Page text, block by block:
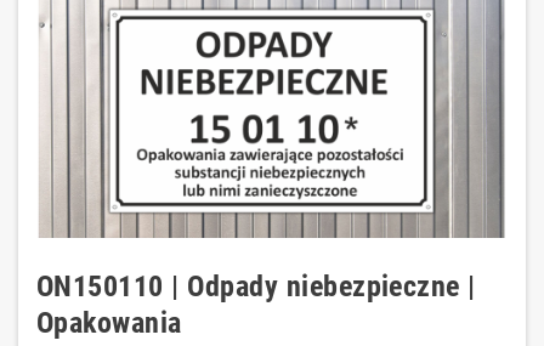
ON150110 | Odpady niebezpieczne |
Opakowania